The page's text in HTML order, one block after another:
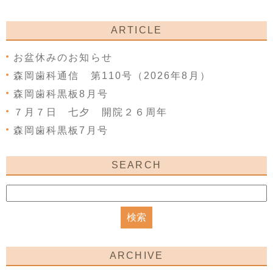
ARTICLE
お盆休みのお知らせ
森岡歯科通信 第110号（2026年8月）
森岡歯科黒板8月号
７月７日 七夕 開院２６周年
森岡歯科黒板7月号
SEARCH
ARCHIVE